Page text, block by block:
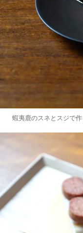
蝦夷鹿のスネとスジで